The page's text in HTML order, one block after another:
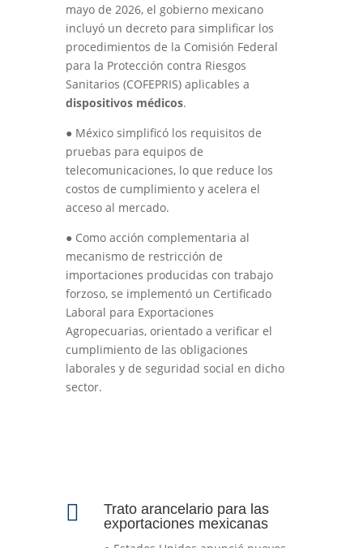
mayo de 2026, el gobierno mexicano
incluyó un decreto para simplificar los
procedimientos de la Comisión Federal
para la Protección contra Riesgos
Sanitarios (COFEPRIS) aplicables a
dispositivos médicos.
● México simplificó los requisitos de
pruebas para equipos de
telecomunicaciones, lo que reduce los
costos de cumplimiento y acelera el
acceso al mercado.
● Como acción complementaria al
mecanismo de restricción de
importaciones producidas con trabajo
forzoso, se implementó un Certificado
Laboral para Exportaciones
Agropecuarias, orientado a verificar el
cumplimiento de las obligaciones
laborales y de seguridad social en dicho
sector.

Trato arancelario para las
exportaciones mexicanas